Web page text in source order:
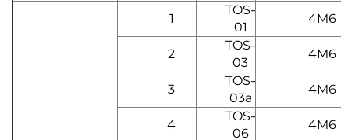
1
TOS-
01
4M6
2
TOS-
03
4M6
3
TOS-
03a
4M6
4
TOS-
06
4M6